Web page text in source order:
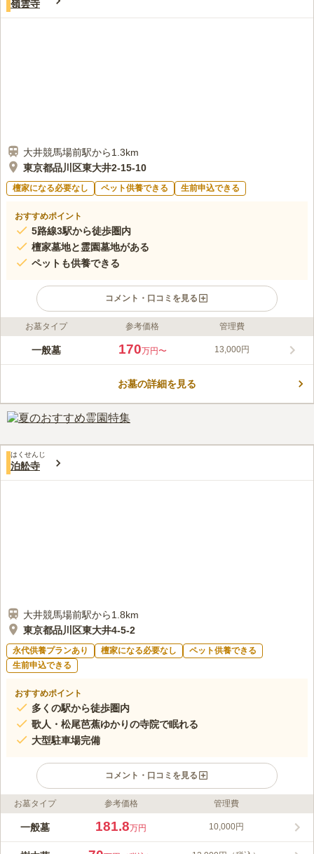
嶺雲寺
大井競馬場前駅から1.3km
東京都品川区東大井2-15-10
檀家になる必要なし ペット供養できる 生前申込できる
おすすめポイント
5路線3駅から徒歩圏内
檀家墓地と霊園墓地がある
ペットも供養できる
コメント・口コミを見る
ライフドット編集部のコメント
嶺雲寺は曹洞宗の寺院で、慶長9（1604）年に厳育和尚によって
石彫りの閻魔王像と脱衣婆像が安置されていて、1月と7月の16
明るい雰囲気です。
口コミ評価
お墓タイプ 参考価格 管理費
一般墓 170万円〜 13,000円
お墓の詳細を見る
はくせんじ
泊舩寺
大井競馬場前駅から1.8km
東京都品川区東大井4-5-2
永代供養プランあり 檀家になる必要なし
ペット供養できる
生前申込できる
おすすめポイント
多くの駅から徒歩圏内
歌人・松尾芭蕉ゆかりの寺院で眠れる
大型駐車場完備
コメント・口コミを見る
ライフドット編集部のコメント
都心にあるためアクセスが良く、徒歩、バス、車と移動手段が選
3分ほどです。最寄り駅は「鮫洲駅」となり、お寺に向かう際は
お墓タイプ 参考価格 管理費
一般墓 181.8万円 10,000円